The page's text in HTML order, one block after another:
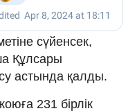
сүйенсек,
Құлсары
астында қалды.
231 бірлік